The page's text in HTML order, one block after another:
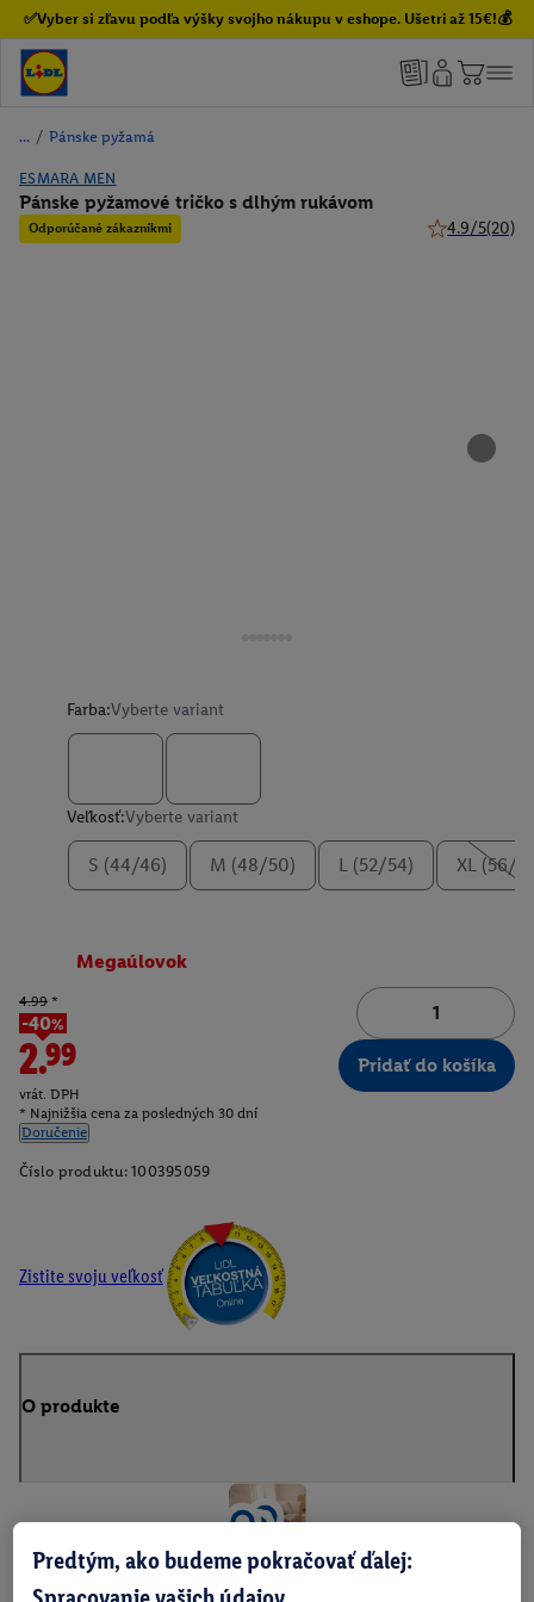
✅Vyber si zľavu podľa výšky svojho nákupu v eshope. Ušetri až 15€!💰
/ Pánske pyžamá
ESMARA MEN
Pánske pyžamové tričko s dlhým rukávom
Odporúčané zákazníkmi 4.9/5(20)
Farba:Vyberte variant
Veľkosť:Vyberte variant
S (44/46) M (48/50) L (52/54) XL (56/
Megaúlovok
4.99 *
-40%
2.99
vrát. DPH
* Najnižšia cena za posledných 30 dní
Doručenie
Pridať do košíka
Číslo produktu: 100395059
Zistite svoju veľkosť
O produkte
Predtým, ako budeme pokračovať ďalej: